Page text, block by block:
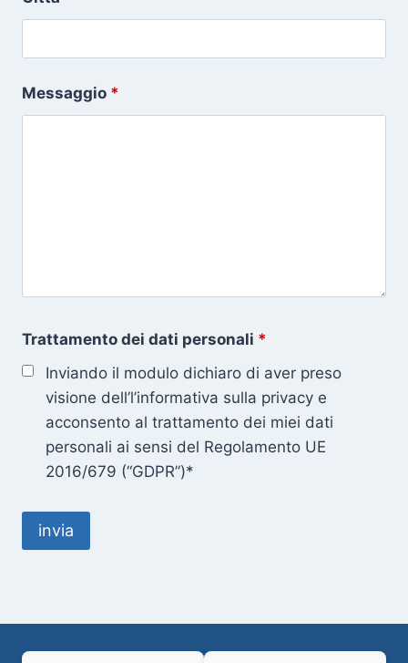
Messaggio *
Trattamento dei dati personali *
Inviando il modulo dichiaro di aver preso
visione dell’l’informativa sulla privacy e
acconsento al trattamento dei miei dati
personali ai sensi del Regolamento UE
2016/679 (“GDPR”)*